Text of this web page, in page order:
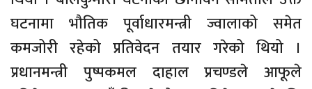
घटनामा भौतिक पूर्वाधारमन्त्री ज्वालाको समेत
कमजोरी रहेको प्रतिवेदन तयार गरेको थियो ।
प्रधानमन्त्री पुष्पकमल दाहाल प्रचण्डले आफूले